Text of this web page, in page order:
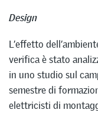
Design
L’effetto
verifica è stato
in uno studio sul
semestre di
elettricisti di